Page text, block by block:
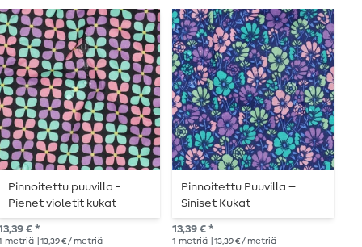
Pinnoitettu puuvilla -
Pienet violetit kukat
€ *
metriä | 13,39 € / metriä
Pinnoitettu Puuvilla –
Siniset Kukat
13,39 € *
1 metriä | 13,39 € / metriä